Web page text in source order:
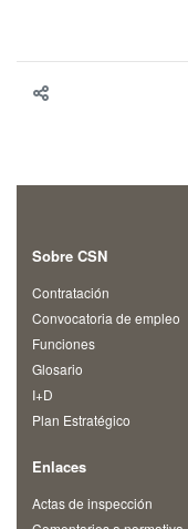
Sobre CSN
Contratación
Convocatoria de empleo
Funciones
Glosario
I+D
Plan Estratégico
Enlaces
Actas de inspección